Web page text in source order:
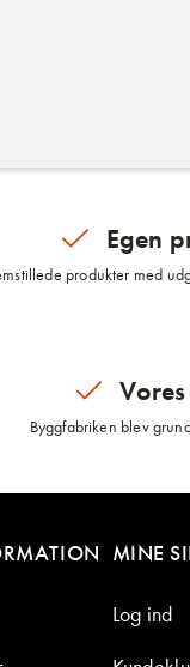
Egen
produkter med
Byggfabriken blev
MINE
Log ind